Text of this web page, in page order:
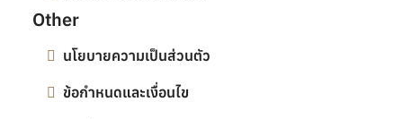
Other
นโยบายความเป็นส่วนตัว
ข้อกำหนดและเงื่อนไข